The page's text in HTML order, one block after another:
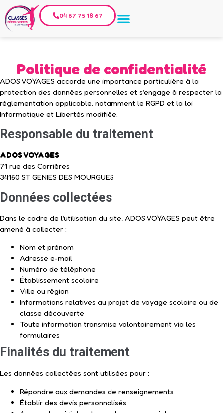
04 67 75 18 67
Politique de confidentialité
ADOS VOYAGES accorde une importance particulière à la
protection des données personnelles et s’engage à respecter la
réglementation applicable, notamment le RGPD et la loi
Informatique et Libertés modifiée.
Responsable du traitement
ADOS VOYAGES
71 rue des Carrières
34160 ST GENIES DES MOURGUES
Données collectées
Dans le cadre de l’utilisation du site, ADOS VOYAGES peut être
amené à collecter :
Nom et prénom
Adresse e-mail
Numéro de téléphone
Établissement scolaire
Ville ou région
Informations relatives au projet de voyage scolaire ou de
classe découverte
Toute information transmise volontairement via les
formulaires
Finalités du traitement
Les données collectées sont utilisées pour :
Répondre aux demandes de renseignements
Établir des devis personnalisés